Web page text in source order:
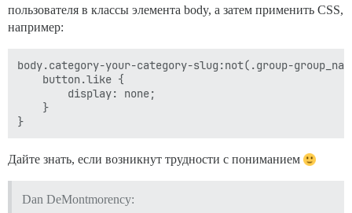
пользователя в классы элемента body, а затем применить CSS,
например:
body.category-your-category-slug:not(.group-
    button.like {
        display: none;
    }
Дайте знать, если возникнут трудности с пониманием
Dan DeMontmorency: